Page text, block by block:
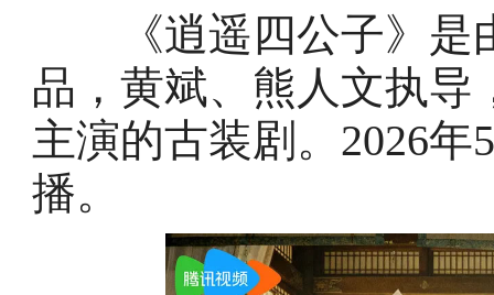
《逍遥四公子》是
品，黄斌、熊人文执
主演的古装剧。2026
播。